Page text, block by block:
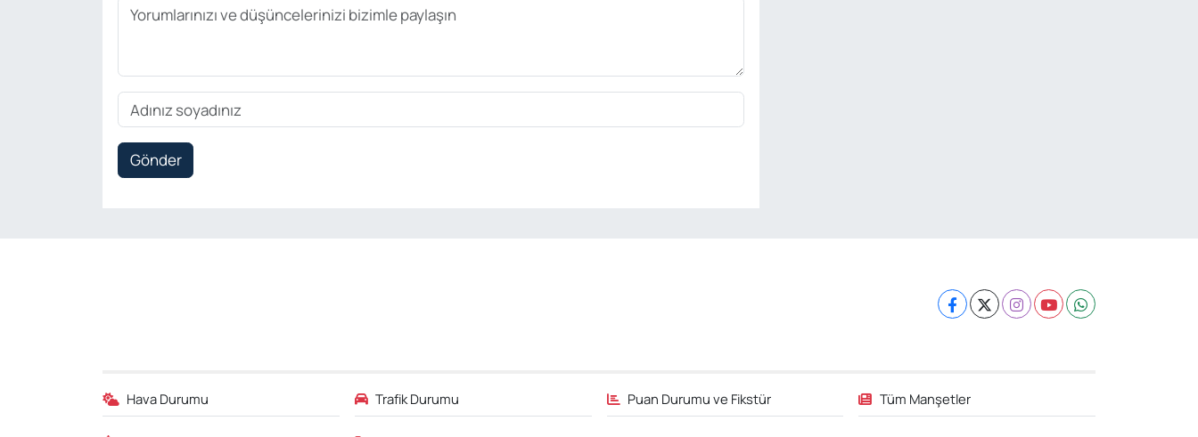
Gönder
Hava Durumu Trafik Durumu Puan Durumu ve Fikstür Tüm Manşetler